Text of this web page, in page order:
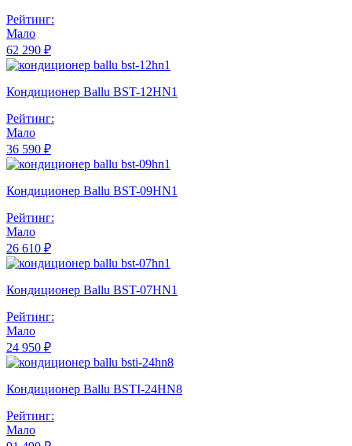
Рейтинг:
Мало
62 290 ₽
Кондиционер Ballu BST-12HN1
Рейтинг:
Мало
36 590 ₽
Кондиционер Ballu BST-09HN1
Рейтинг:
Мало
26 610 ₽
Кондиционер Ballu BST-07HN1
Рейтинг:
Мало
24 950 ₽
Кондиционер Ballu BSTI-24HN8
Рейтинг:
Мало